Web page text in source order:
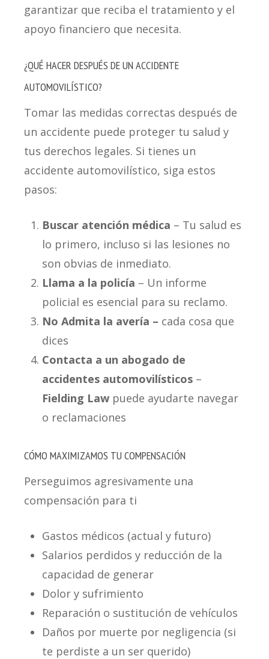
garantizar que reciba el tratamiento y el
apoyo financiero que necesita.
¿QUÉ HACER DESPUÉS DE UN ACCIDENTE
AUTOMOVILÍSTICO?
Tomar las medidas correctas después de
un accidente puede proteger tu salud y
tus derechos legales. Si tienes un
accidente automovilístico, siga estos
pasos:
Buscar atención médica – Tu salud es
lo primero, incluso si las lesiones no
son obvias de inmediato.
Llama a la policía – Un informe
policial es esencial para su reclamo.
No Admita la avería – cada cosa que
dices
Contacta a un abogado de
accidentes automovilísticos –
Fielding Law puede ayudarte navegar
o reclamaciones
CÓMO MAXIMIZAMOS TU COMPENSACIÓN
Perseguimos agresivamente una
compensación para ti
Gastos médicos (actual y futuro)
Salarios perdidos y reducción de la
capacidad de generar
Dolor y sufrimiento
Reparación o sustitución de vehículos
Daños por muerte por negligencia (si
te perdiste a un ser querido)